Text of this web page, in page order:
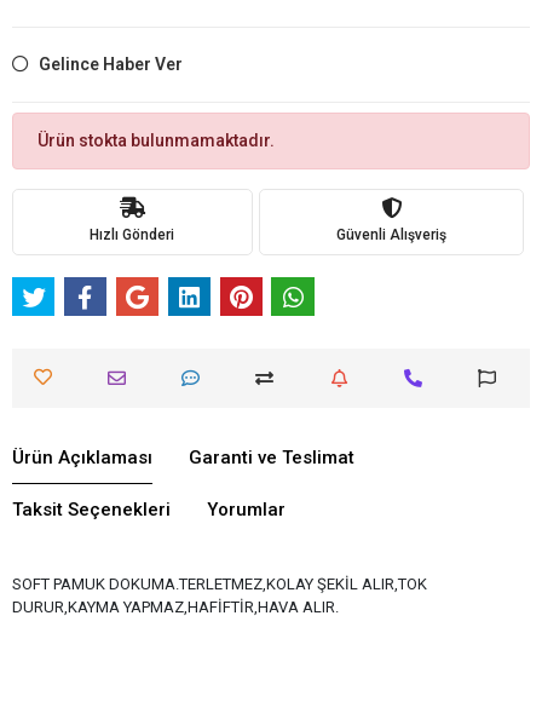
Gelince Haber Ver
Ürün stokta bulunmamaktadır.
Hızlı Gönderi Güvenli Alışveriş
Ürün Açıklaması Garanti ve Teslimat
Taksit Seçenekleri Yorumlar
SOFT PAMUK DOKUMA.TERLETMEZ,KOLAY ŞEKİL ALIR,TOK
DURUR,KAYMA YAPMAZ,HAFİFTİR,HAVA ALIR.